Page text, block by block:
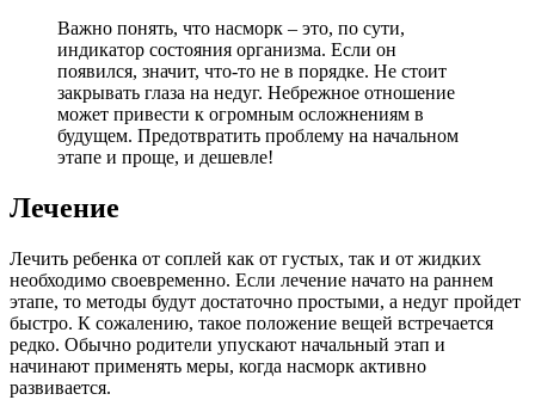
Важно понять, что насморк – это, по сути,
индикатор состояния организма. Если он
появился, значит, что-то не в порядке. Не стоит
закрывать глаза на недуг. Небрежное отношение
может привести к огромным осложнениям в
будущем. Предотвратить проблему на начальном
этапе и проще, и дешевле!
Лечение
Лечить ребенка от соплей как от густых, так и от жидких
необходимо своевременно. Если лечение начато на раннем
этапе, то методы будут достаточно простыми, а недуг пройдет
быстро. К сожалению, такое положение вещей встречается
редко. Обычно родители упускают начальный этап и
начинают применять меры, когда насморк активно
развивается.